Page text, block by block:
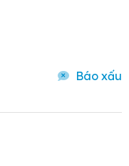
Báo xấu